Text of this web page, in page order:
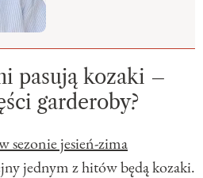
pasują kozaki –
garderoby?
sezonie jesień-zima
jednym z hitów będą kozaki.